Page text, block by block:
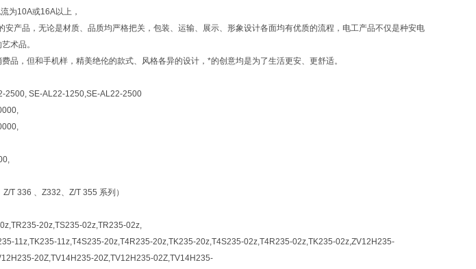
为10A或16A以上，
产品，无论是材质、品质均严格把关，包装、运输、展示、形象设计各面均有优质的流程，电工产品不仅是种安电
术品。
品，但和手机样，精美绝伦的款式、风格各异的设计，*的创意均是为了生活更安、更舒适。
2500, SE-AL22-1250,SE-AL22-2500
T 336 、Z332、Z/T 355 系列）
20z,TS235-02z,TR235-02z,
11z,TK235-11z,T4S235-20z,T4R235-20z,TK235-20z,T4S235-02z,T4R235-02z,TK235-02z,ZV12H235-
20Z,TV14H235-20Z,TV12H235-02Z,TV14H235-